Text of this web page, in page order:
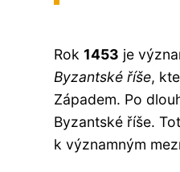
Rok 1453 je
Byzantské říše,
Západem. Po
Byzantské říše.
k významným